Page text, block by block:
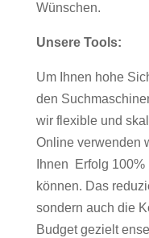
Wünschen.
Unsere Tools:
Um Ihnen hohe
den
wir flexible und
Online verwenden
Ihnen Erfolg
können. Das
sondern auch die
Budget gezielt